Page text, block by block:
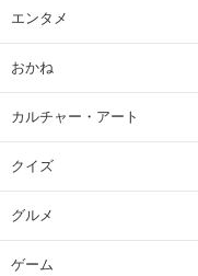
エンタメ
おかね
カルチャー・アート
クイズ
グルメ
ゲーム